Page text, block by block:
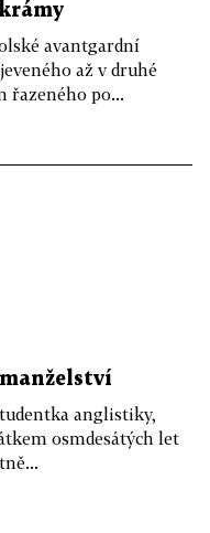
avantgardní
až v druhé
řazeného po...
anglistiky,
osmdesátých let